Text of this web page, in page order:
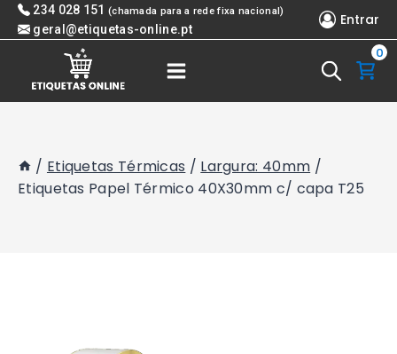
Skip 234 028 151 (chamada para a rede fixa nacional)
geral@etiquetas-online.pt
Entrar
0
/ Etiquetas Térmicas / Largura: 40mm /
Etiquetas Papel Térmico 40X30mm c/ capa T25